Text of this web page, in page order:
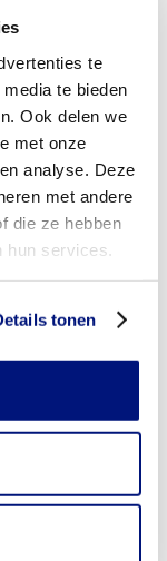
te
te bieden
Ook delen we
met onze
analyse. Deze
met andere
die ze hebben
services.
tonen
of
worden?